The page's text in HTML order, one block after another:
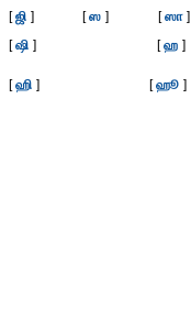
[ஜி ] [ஸ ] [ஸா]
[ஷி ] [ஹ ]
[ஹி ] [ஹூ ]